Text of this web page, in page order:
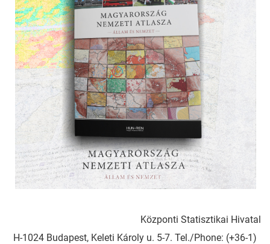
Központi Statisztikai Hivatal
H-1024 Budapest, Keleti Károly u. 5-7. Tel./Phone: (+36-1)